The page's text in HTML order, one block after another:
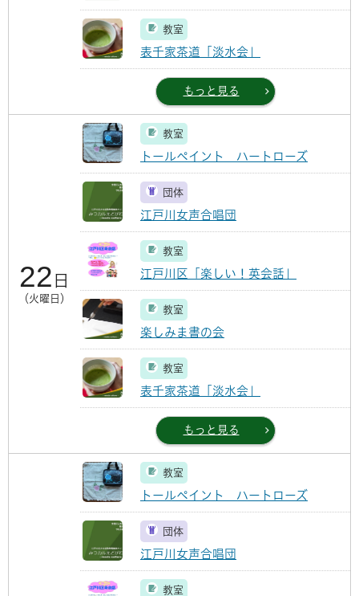
教室
表千家茶道「淡水会」
もっと見る
22 日
（火曜日）
教室
トールペイント ハートローズ
団体
江戸川女声合唱団
教室
江戸川区「楽しい！英会話」
教室
楽しみま書の会
教室
表千家茶道「淡水会」
もっと見る
教室
トールペイント ハートローズ
団体
江戸川女声合唱団
教室